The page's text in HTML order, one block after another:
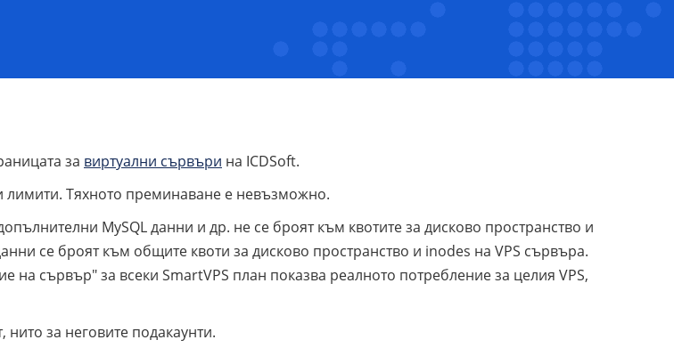
за виртуални сървъри на ICDSoft.
лимити. Тяхното преминаване е невъзможно.
MySQL данни и др. не се броят към квотите за дисково пространство и
се броят към общите квоти за дисково пространство и inodes на VPS сървъра.
сървър" за всеки SmartVPS план показва реалното потребление за целия VPS,
за неговите подакаунти.